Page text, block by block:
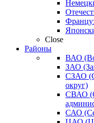
Close
Районы
ВАО
ЗАО
СЗАО
округ)
СВАО
САО